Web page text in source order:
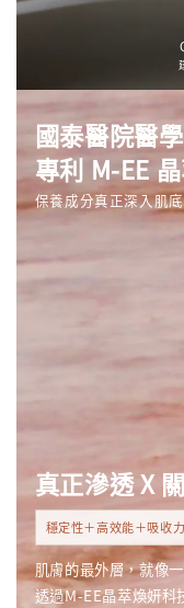
國泰醫院醫
專利 M-EE
保養成分真正深入肌
真正滲透 X
穩定性＋高效能＋吸
肌膚的最外層，就像
透過M-EE晶萃煥妍科